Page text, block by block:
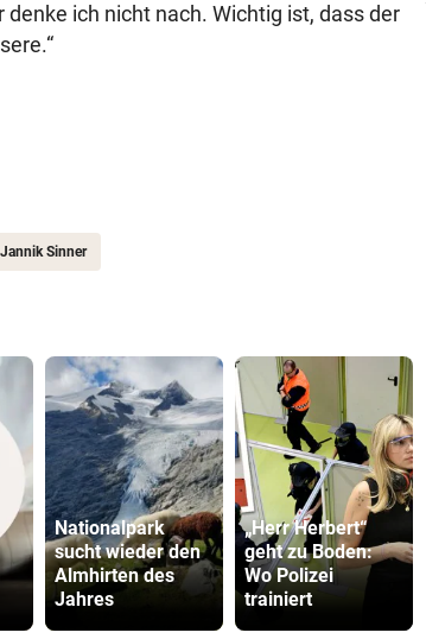
denke ich nicht nach. Wichtig ist, dass der
Jannik Sinner
Nationalpark
sucht wieder den
Almhirten des
Jahres
„Herr Herbert“
geht zu Boden:
Wo Polizei
trainiert